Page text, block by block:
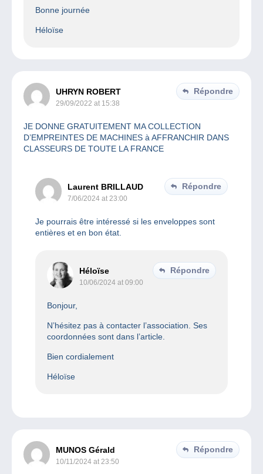
Bonne journée
Héloïse
UHRYN ROBERT
29/09/2022 at 15:38
Répondre
JE DONNE GRATUITEMENT MA COLLECTION
D’EMPREINTES DE MACHINES à AFFRANCHIR DANS
CLASSEURS DE TOUTE LA FRANCE
Laurent BRILLAUD
7/06/2024 at 23:00
Répondre
Je pourrais être intéressé si les enveloppes sont
entières et en bon état.
Héloïse
10/06/2024 at 09:00
Répondre
Bonjour,
N’hésitez pas à contacter l’association. Ses
coordonnées sont dans l’article.
Bien cordialement
Héloïse
MUNOS Gérald
10/11/2024 at 23:50
Répondre